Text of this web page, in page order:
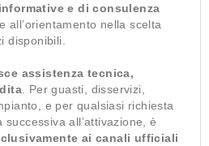
informative e di consulenza
all’orientamento nella scelta
disponibili.
assistenza tecnica,
. Per guasti, disservizi,
e per qualsiasi richiesta
all’attivazione, è
ai canali ufficiali